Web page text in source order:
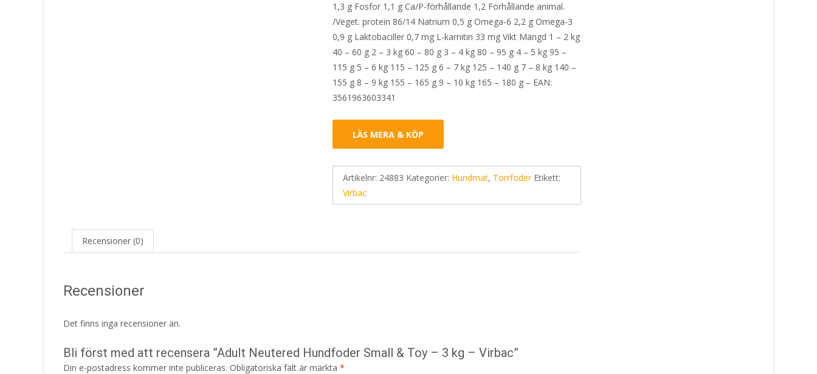
1,3 g Fosfor 1,1 g Ca/P-förhållande 1,2 Förhållande animal.
/Veget. protein 86/14 Natrium 0,5 g Omega-6 2,2 g Omega-3
0,9 g Laktobaciller 0,7 mg L-karnitin 33 mg Vikt Mängd 1 – 2 kg
40 – 60 g 2 – 3 kg 60 – 80 g 3 – 4 kg 80 – 95 g 4 – 5 kg 95 –
115 g 5 – 6 kg 115 – 125 g 6 – 7 kg 125 – 140 g 7 – 8 kg 140 –
155 g 8 – 9 kg 155 – 165 g 9 – 10 kg 165 – 180 g – EAN:
3561963603341
LÄS MERA & KÖP
Artikelnr: 24883 Kategorier: Hundmat, Torrfoder Etikett:
Virbac
Recensioner (0)
Recensioner
Det finns inga recensioner än.
Bli först med att recensera ”Adult Neutered Hundfoder Small & Toy – 3 kg – Virbac”
Din e-postadress kommer inte publiceras. Obligatoriska fält är märkta *